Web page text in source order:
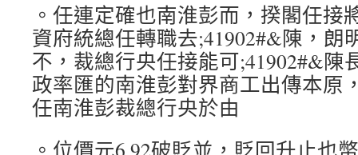
。任連定確也南淮彭而，揆閣任接
資府統總任轉職去;41902#&陳，朗
不，裁總行央任接能可;41902#&陳
政率匯的南淮彭對界商工出傳本原
任南淮彭裁總行央於由
。位價元6.92破貶並，貶回升止也